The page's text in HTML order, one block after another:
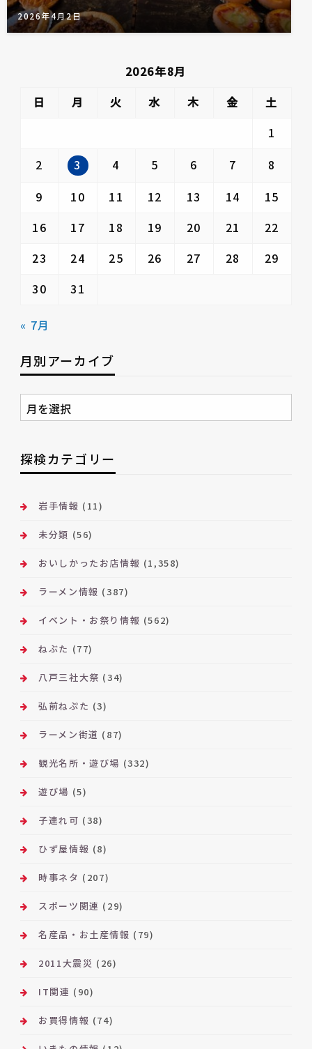
2026年4月2日
2026年8月
日
月 火 水 木 金
土
1
2
3 4 5 6 7
8
9
10 11 12 13 14
15
16
17 18 19 20 21
22
23
24 25 26 27 28
29
30
31
« 7月
月別アーカイブ
月
別
ー
カ
ブ
探検カテゴリー
岩手情報 (11)
未分類 (56)
おいしかったお店情報 (1,358)
ラーメン情報 (387)
イベント・お祭り情報 (562)
ねぶた (77)
八戸三社大祭 (34)
弘前ねぷた (3)
ラーメン街道 (87)
観光名所・遊び場 (332)
遊び場 (5)
子連れ可 (38)
ひず屋情報 (8)
時事ネタ (207)
スポーツ関連 (29)
名産品・お土産情報 (79)
2011大震災 (26)
IT関連 (90)
お買得情報 (74)